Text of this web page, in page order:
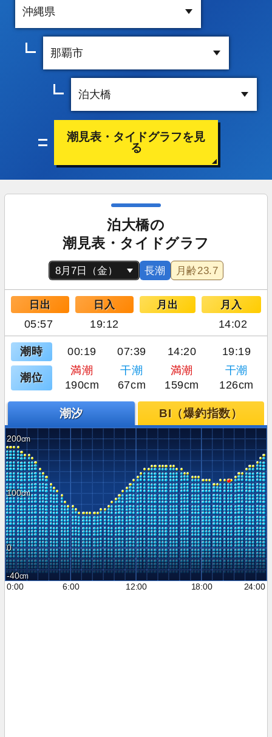
潮見表・タイドグラフを見
る
泊大橋の
潮見表・タイドグラフ
長潮 月齢23.7
日出 日入 月出 月入
05:57 19:12 14:02
潮時 00:19 07:39 14:20 19:19
潮位
満潮 干潮 満潮
干潮
190cm
67cm 159cm 126cm
潮汐 BI（爆釣指数）
200
100
0
-40
0:00
6:00 12:00 18:00 24:00